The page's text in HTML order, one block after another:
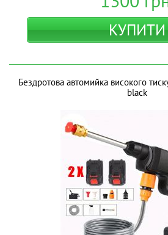
КУПИТИ
Бездротова автомийка високого
black